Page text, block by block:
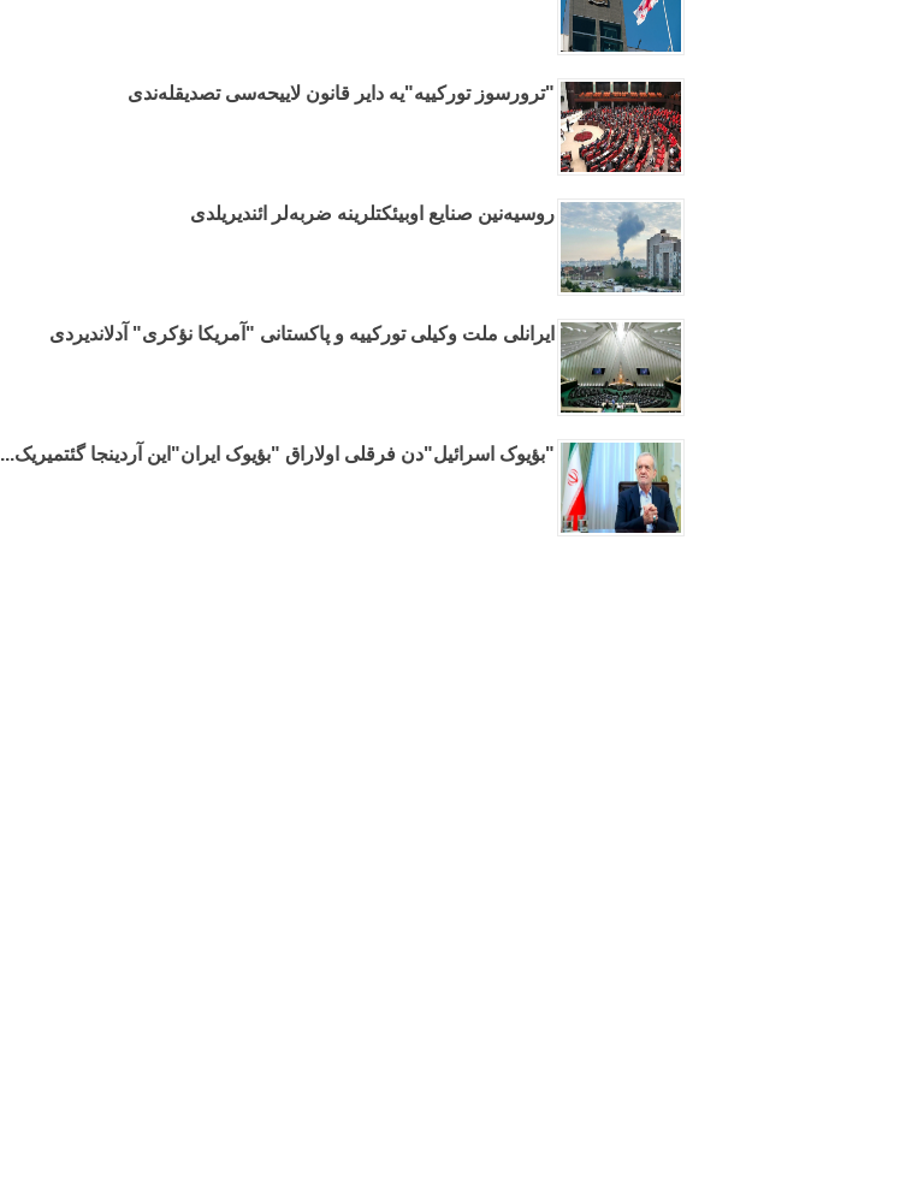
"ترورسوز تورکییه"یه دایر قانون لاییحه‌سی تصدیقله‌ندی
روسیه‌نین صنایع اوبیئکتلرینه ضربه‌لر ائندیریلدی
ایرانلی ملت وکیلی تورکییه و پاکستانی "آمریکا نؤکری" آدلاندیردی
"بؤیوک اسرائیل"دن فرقلی اولاراق "بؤیوک ایران"این آردینجا گئتمیریک...